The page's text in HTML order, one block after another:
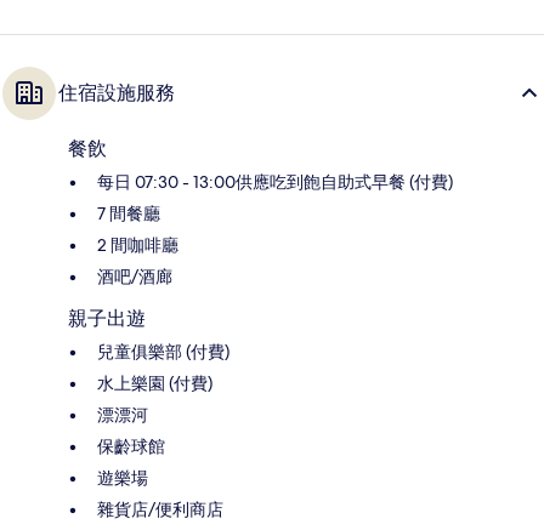
住宿設施服務
餐飲
每日 07:30 - 13:00供應吃到飽自助式早餐 (付費)
7 間餐廳
2 間咖啡廳
酒吧/酒廊
親子出遊
兒童俱樂部 (付費)
水上樂園 (付費)
漂漂河
保齡球館
遊樂場
雜貨店/便利商店